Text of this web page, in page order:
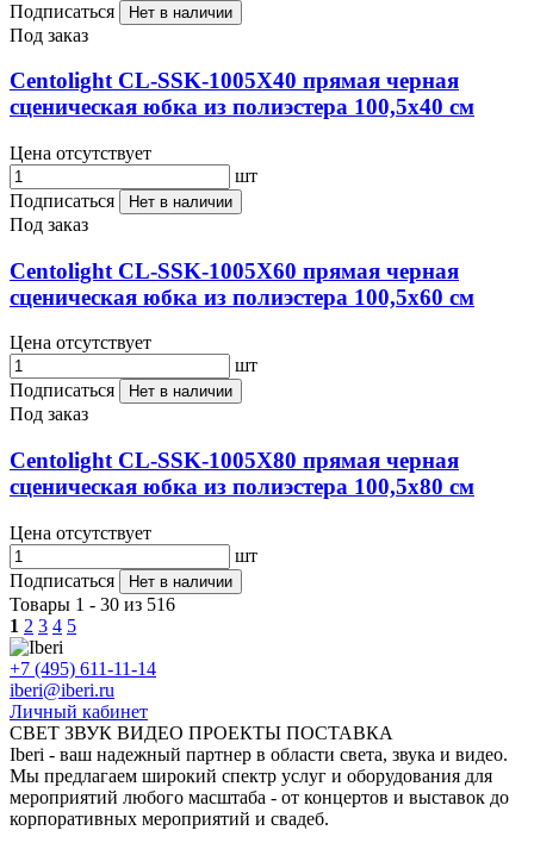
Подписаться Нет в наличии
Под заказ
Centolight CL-SSK-1005X40 прямая черная
сценическая юбка из полиэстера 100,5х40 см
Цена отсутствует
шт
Подписаться
Нет в наличии
Под заказ
Centolight CL-SSK-1005X60 прямая черная
сценическая юбка из полиэстера 100,5х60 см
Цена отсутствует
шт
Подписаться
Нет в наличии
Под заказ
Centolight CL-SSK-1005X80 прямая черная
сценическая юбка из полиэстера 100,5х80 см
Цена отсутствует
шт
Подписаться
Нет в наличии
Товары 1 - 30 из 516
1 2 3 4 5
+7 (495) 611-11-14
iberi@iberi.ru
Личный кабинет
СВЕТ ЗВУК ВИДЕО ПРОЕКТЫ ПОСТАВКА
Iberi - ваш надежный партнер в области света, звука и видео.
Мы предлагаем широкий спектр услуг и оборудования для
мероприятий любого масштаба - от концертов и выставок до
корпоративных мероприятий и свадеб.